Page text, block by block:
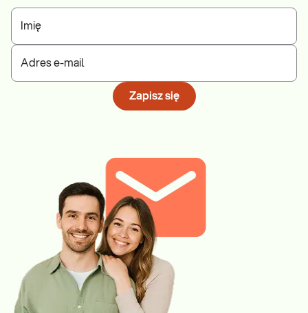
Imię
Adres e-mail
Zapisz się